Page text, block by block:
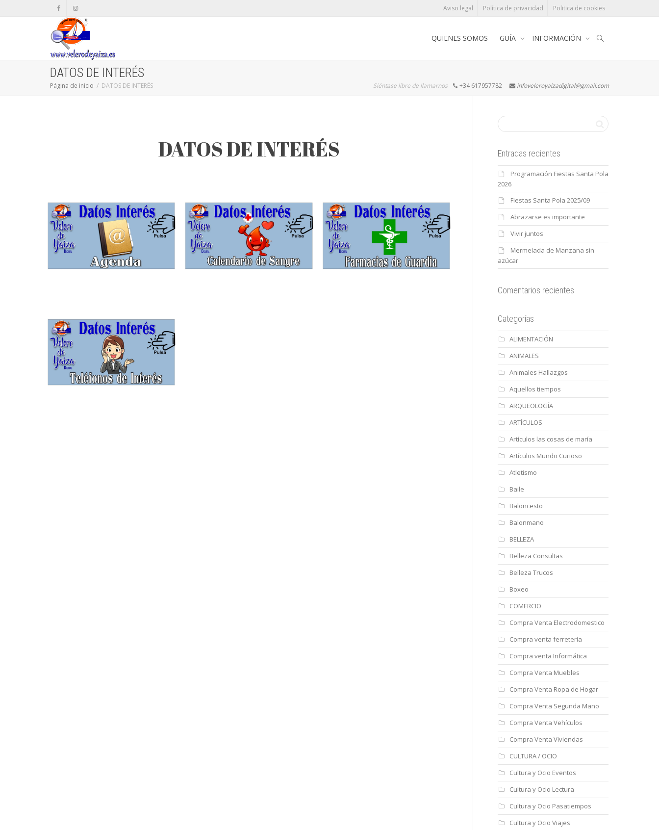
Aviso legal Política de privacidad Politica de cookies
QUIENES SOMOS GUÍA INFORMACIÓN
DATOS DE INTERÉS
Página de inicio DATOS DE INTERÉS Siéntase libre de llamarnos +34 617957782 infoveleroyaizadigital@gmail.com
DATOS DE INTERÉS Entradas recientes
Programación Fiestas Santa Pola
2026
Fiestas Santa Pola 2025/09
Abrazarse es importante
Vivir juntos
Mermelada de Manzana sin
azúcar
Comentarios recientes
Categorías
ALIMENTACIÓN
ANIMALES
Animales Hallazgos
Aquellos tiempos
ARQUEOLOGÍA
ARTÍCULOS
Artículos las cosas de maría
Artículos Mundo Curioso
Atletismo
Baile
Baloncesto
Balonmano
BELLEZA
Belleza Consultas
Belleza Trucos
Boxeo
COMERCIO
Compra Venta Electrodomestico
Compra venta ferretería
Compra venta Informática
Compra Venta Muebles
Compra Venta Ropa de Hogar
Compra Venta Segunda Mano
Compra Venta Vehículos
Compra Venta Viviendas
CULTURA / OCIO
Cultura y Ocio Eventos
Cultura y Ocio Lectura
Cultura y Ocio Pasatiempos
Cultura y Ocio Viajes